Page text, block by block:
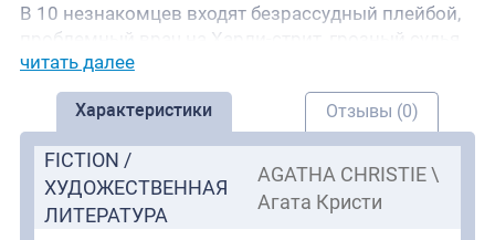
В 10 незнакомцев входят безрассудный плейбой,
проблемный врач на Харли-стрит, грозный судья,
неотесанный детектив, беспринципный наемник,
богобоязненная дева, двое неугомонных слуг,
генерал с высокими титулами и тревожная
секретарша. Один за другим их отбирают. Кто
выживет? А кто убийца? В каждой комнате висят
экземпляры зловещего детского стишка, убийства
которого имитируют ужасные судьбы «Десяти
читать далее
Характеристики Отзывы (0)
FICTION /
ХУДОЖЕСТВЕННАЯ
ЛИТЕРАТУРА
AGATHA CHRISTIE \
Агата Кристи